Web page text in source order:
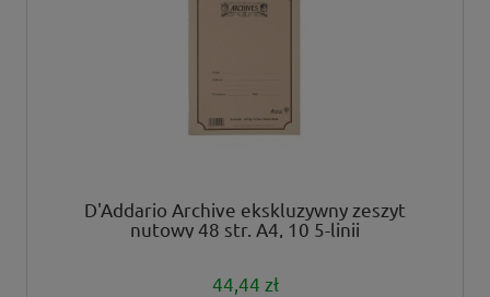
D'Addario Archive ekskluzywny zeszyt
nutowy 48 str. A4, 10 5-linii
44,44 zł